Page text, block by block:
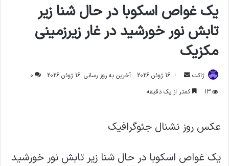
یک غواص اسکوبا در حال شنا زیر
تابش نور خورشید در غار زیرزمینی
مکزیک
ژاکت
ارسال
ایمیل
16 ژوئن 2026 آخرین به روز رسانی: 16 ژوئن 2026
0
13
کمتر از یک دقیقه
عکس روز نشنال جئوگرافیک
یک غواص اسکوبا در حال شنا زیر تابش نور خورشید